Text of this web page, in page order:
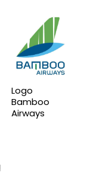
SVG, PNG
chuẩn mới
Logo
Bamboo
Airways